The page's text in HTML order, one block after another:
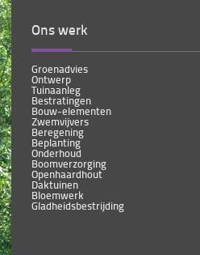
Ons werk
Groenadvies
Ontwerp
Tuinaanleg
Bestratingen
Bouw-elementen
Zwemvijvers
Beregening
Beplanting
Onderhoud
Boomverzorging
Openhaardhout
Daktuinen
Bloemwerk
Gladheidsbestrijding